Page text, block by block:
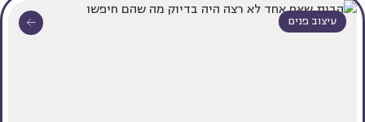
עיצוב פנים